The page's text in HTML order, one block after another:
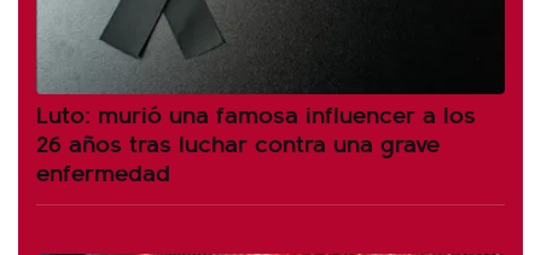
Luto: murió una famosa influencer a los
26 años tras luchar contra una grave
enfermedad